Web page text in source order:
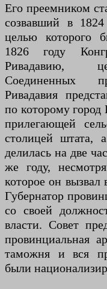
Его преемником
созвавший в 1824
целью которого
1826 году
Ривадавию,
Соединенных
Ривадавия
по которому город
прилегающей
столицей штата,
делилась на две
же году,
которое он вызвал
Губернатор
со своей
власти. Совет
провинциальная
таможня и вся
были